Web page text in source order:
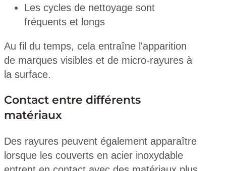
Les cycles de nettoyage sont
fréquents et longs
Au fil du temps, cela entraîne l'apparition
de marques visibles et de micro-rayures à
la surface.
Contact entre différents
matériaux
Des rayures peuvent également apparaître
lorsque les couverts en acier inoxydable